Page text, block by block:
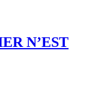
N’EST